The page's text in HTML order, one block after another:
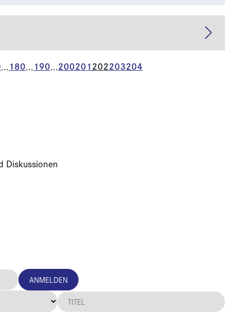
...180...190...200201202203204
Diskussionen
ANMELDEN